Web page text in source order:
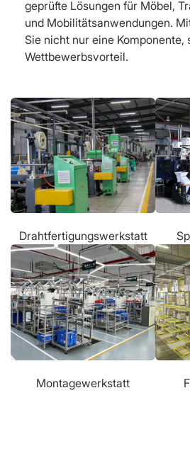
geprüfte Lösungen für Möbel,
und Mobilitätsanwendungen.
Sie nicht nur eine Komponente,
Wettbewerbsvorteil.
Drahtfertigungswerkstatt
Montagewerkstatt